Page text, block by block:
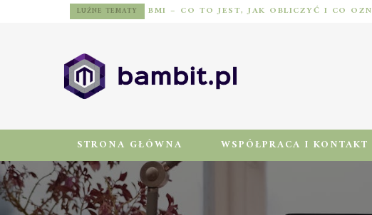
LUŹNE TEMATY BMI – CO TO JEST, JAK OBLICZYĆ I CO
STRONA GŁÓWNA WSPÓŁPRACA I KONTAKT